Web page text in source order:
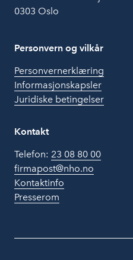
0303 Oslo
Personvern og vilkår
Personvernerklæring
Informasjonskapsler
Juridiske betingelser
Kontakt
Telefon: 23 08 80 00
firmapost@nho.no
Kontaktinfo
Presserom